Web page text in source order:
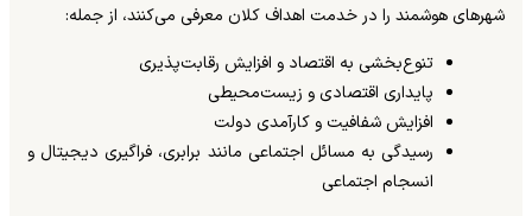
شهرهای هوشمند را در خدمت اهداف کلان معرفی می‌کنند، از جمله:
تنوع‌بخشی به اقتصاد و افزایش رقابت‌پذیری
پایداری اقتصادی و زیست‌محیطی
افزایش شفافیت و کارآمدی دولت
رسیدگی به مسائل اجتماعی مانند برابری، فراگیری دیجیتال و
انسجام اجتماعی